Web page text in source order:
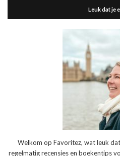
Leuk dat je
Welkom op Favoritez, wat leuk
regelmatig recensies en boekentips